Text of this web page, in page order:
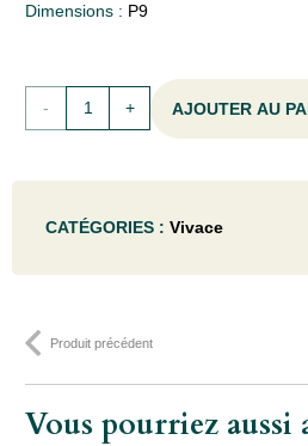
Dimensions : P9
quantité
cort.
'Black
- P9
AJOUTER AU
CATÉGORIES : Vivace
Produit précédent
Vous pourriez